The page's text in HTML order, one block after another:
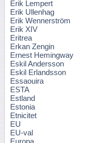
Erik Lempert
Erik Ullenhag
Erik Wennerström
Erik XIV
Eritrea
Erkan Zengin
Ernest Hemingway
Eskil Andersson
Eskil Erlandsson
Essaouira
ESTA
Estland
Estonia
Etnicitet
EU
EU-val
Europa